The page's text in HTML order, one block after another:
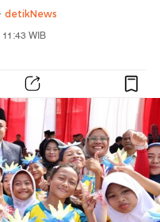
detikNews
WIB